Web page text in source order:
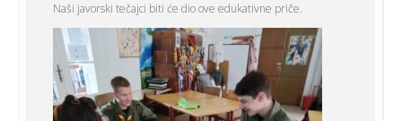
Naši javorski tečajci biti će dio ove edukativne priče.